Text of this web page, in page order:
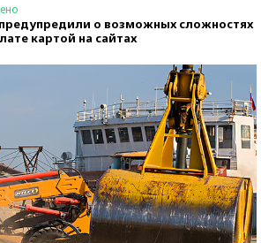
о возможных сложностях
картой на сайтах